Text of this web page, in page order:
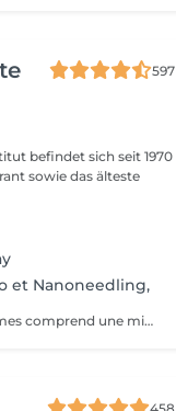
597
sowie das älteste
et Nanoneedling,
Ce soin anti- âge ultra complet aux Exosomes comprend une microdermabrasion, un soin activateur Cold plasma, le microneedling avec des Exosomes, un masque feuille de collagène avec le nanoneedling, pour finaliser encore 15' de luminothérapie. Vous partirez avec votre sérum aux exosomes pour continuer le soin à domicile.